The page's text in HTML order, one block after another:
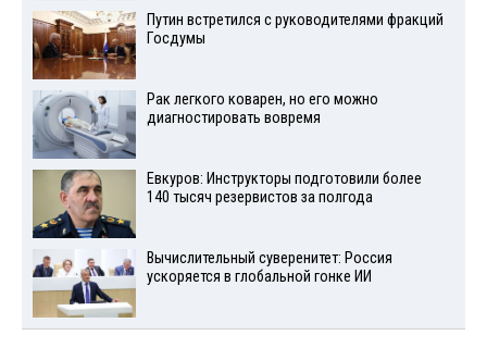
Путин встретился с руководителями фракций
Госдумы
Рак легкого коварен, но его можно
диагностировать вовремя
Евкуров: Инструкторы подготовили более
140 тысяч резервистов за полгода
Вычислительный суверенитет: Россия
ускоряется в глобальной гонке ИИ